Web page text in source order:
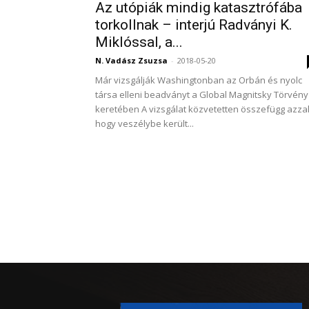
Az utópiák mindig katasztrófába
torkollnak – interjú Radványi K.
Miklóssal, a...
N. Vadász Zsuzsa - 2018-05-20
Már vizsgálják Washingtonban az Orbán és nyolc
társa elleni beadványt a Global Magnitsky Törvény
keretében A vizsgálat közvetetten összefügg
hogy veszélybe került...